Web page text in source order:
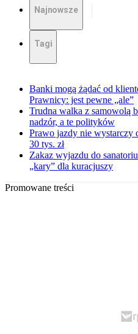
Najnowsze
Tagi
Banki mogą żądać od
Prawnicy: jest pewne „ale”
Trudna walka z samowolą
nadzór, a te polityków
Prawo jazdy nie wystarczy
30 tys. zł
Zakaz wyjazdu do
„kary” dla kuracjuszy
Promowane treści